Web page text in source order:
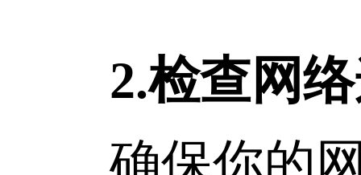
2.检查网
确保你的网